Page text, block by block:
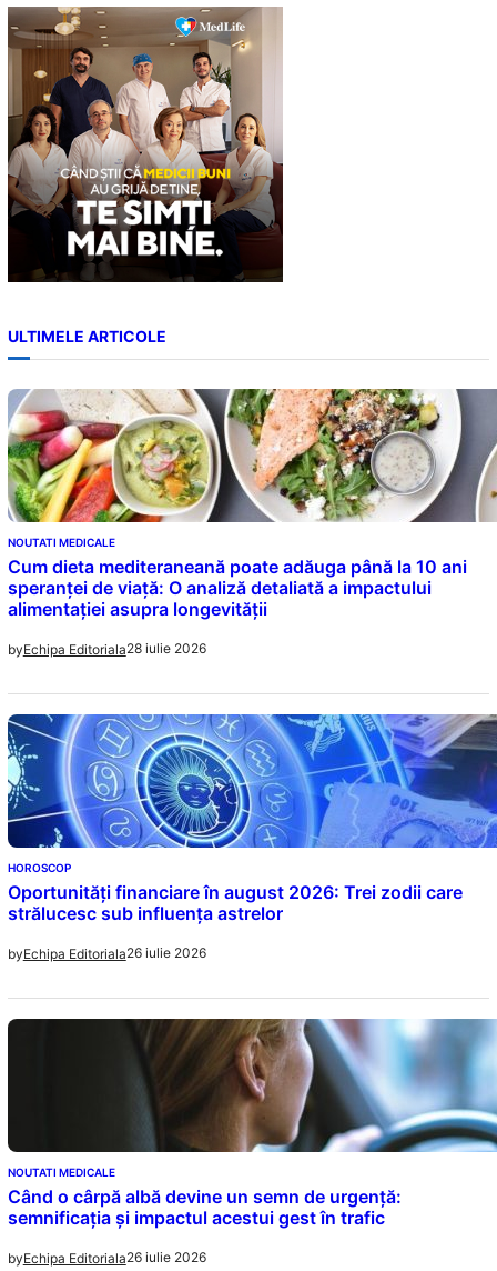
c
h
ULTIMELE ARTICOLE
NOUTATI MEDICALE
Cum dieta mediteraneană poate adăuga până la 10 ani
speranței de viață: O analiză detaliată a impactului
alimentației asupra longevității
byEchipa Editoriala28 iulie 2026
HOROSCOP
Oportunități financiare în august 2026: Trei zodii care
strălucesc sub influența astrelor
byEchipa Editoriala26 iulie 2026
NOUTATI MEDICALE
Când o cârpă albă devine un semn de urgență:
semnificația și impactul acestui gest în trafic
byEchipa Editoriala26 iulie 2026